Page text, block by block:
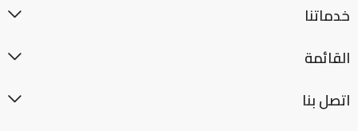
خدماتنا
القائمة
اتصل بنا